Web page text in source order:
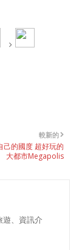
較新的
己的國度 超好玩的
大都市Megapolis
遊、資訊介